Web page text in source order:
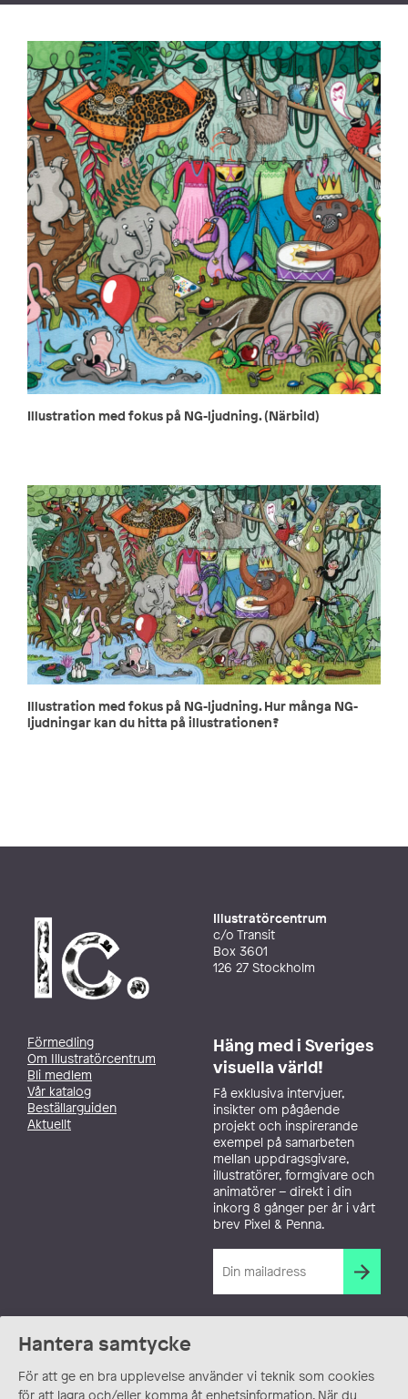
Hantera samtycke
För att ge en bra upplevelse använder vi teknik som cookies
för att lagra och/eller komma åt enhetsinformation. När du
Illustration med fokus på NG-ljudning. (Närbild)
Illustration med fokus på NG-ljudning. Hur många NG-
ljudningar kan du hitta på illustrationen?
Illustratörcentrum
c/o Transit
Box 3601
126 27 Stockholm
Förmedling
Om Illustratörcentrum
Bli medlem
Vår katalog
Beställarguiden
Aktuellt
Häng med i Sveriges
visuella värld!
Få exklusiva intervjuer,
insikter om pågående
projekt och inspirerande
exempel på samarbeten
mellan uppdragsgivare,
illustratörer, formgivare och
animatörer – direkt i din
inkorg 8 gånger per år i vårt
brev Pixel & Penna.